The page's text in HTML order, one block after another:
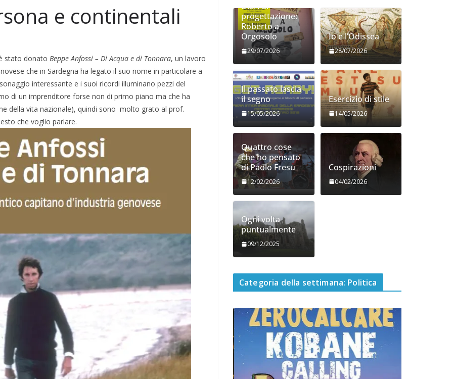
e continentali
stato donato Beppe Anfossi – Di Acqua e di Tonnara, un lavoro
che in Sardegna ha legato il suo nome in particolare a
interessante e i suoi ricordi illuminano pezzi del
di un imprenditore forse non di primo piano ma che ha
della vita nazionale), quindi sono molto grato al prof.
che voglio parlare.
Diari di
progettazione:
Roberto a
Orgosolo
29/07/2026
Io e l’Odissea
28/07/2026
Il passato lascia
il segno
15/05/2026
Esercizio di stile
14/05/2026
Quattro cose
che ho pensato
di Paolo Fresu
12/02/2026
Cospirazioni
04/02/2026
Ogni volta
puntualmente
09/12/2025
Categoria della settimana: Politica